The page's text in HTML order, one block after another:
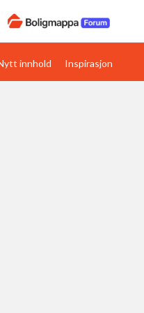
Boligens papirer
innhold Inspirasjon